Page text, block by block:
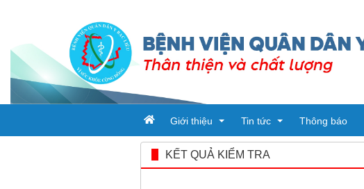
Giới thiệu Tin tức Thông báo
KẾT QUẢ KIỂM TRA